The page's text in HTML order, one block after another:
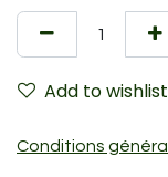
Add to wishlist
Conditions